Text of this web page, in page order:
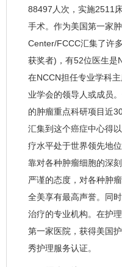
88497人次，实施2511
手术。作为美国第一家
Center/FCCC汇集了许
获奖者)，有52位医生是
在NCCN担任专业学科
业学会的领导人或成员
的肿瘤重点科研项目近
汇集到这个癌症中心得
疗水平处于世界领先地
靠对各种肿瘤细胞的深
严谨的态度，对各种肿
全美享有最高声誉。同
治疗的专业机构。在护
第一家医院，获得美国
秀护理服务认证。